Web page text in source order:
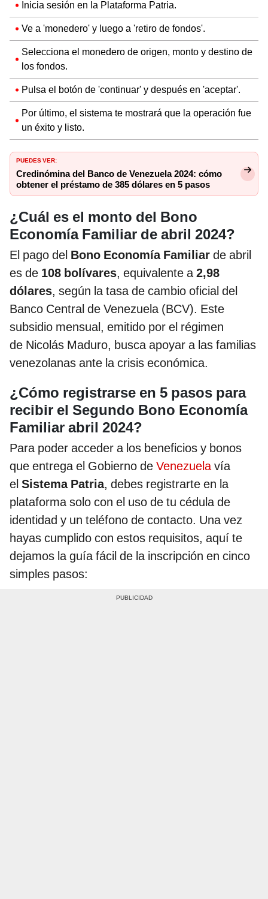
Inicia sesión en la Plataforma Patria.
Ve a 'monedero' y luego a 'retiro de fondos'.
Selecciona el monedero de origen, monto y destino de
los fondos.
Pulsa el botón de 'continuar' y después en 'aceptar'.
Por último, el sistema te mostrará que la operación fue
un éxito y listo.
PUEDES VER:
Credinómina del Banco de Venezuela 2024: cómo
obtener el préstamo de 385 dólares en 5 pasos
¿Cuál es el monto del Bono
Economía Familiar de abril 2024?
El pago del Bono Economía Familiar de abril
es de 108 bolívares, equivalente a2,98
dólares, según la tasa de cambio oficial del
Banco Central de Venezuela (BCV). Este
subsidio mensual, emitido por el régimen
de Nicolás Maduro, busca apoyar a las familias
venezolanas ante la crisis económica.
¿Cómo registrarse en 5 pasos para
recibir el Segundo Bono Economía
Familiar abril 2024?
Para poder acceder a los beneficios y bonos
que entrega el Gobierno de Venezuelavía
el Sistema Patria, debes registrarte en la
plataforma solo con el uso de tu cédula de
identidad y un teléfono de contacto. Una vez
hayas cumplido con estos requisitos, aquí te
dejamos la guía fácil de la inscripción en cinco
simples pasos: